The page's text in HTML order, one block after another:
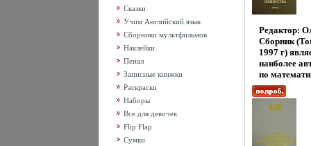
Сказки
Учим Английский язык
Сборники мультфильмов
Наклейки
Пенал
Записные книжки
Раскраски
Наборы
Все для девочек
Flip Flap
Сумки
Редактор:
Сборник
1997 г)
наиболее
по
внутри?